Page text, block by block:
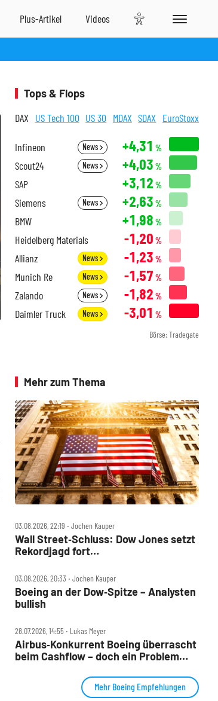
Tops & Flops
DAX US Tech 100 US 30 MDAX SDAX EuroStoxx
Infineon News +4,31 %
Scout24 News +4,03 %
SAP +3,12 %
Siemens News +2,63 %
BMW +1,98 %
Heidelberg Materials -1,20 %
Allianz News -1,23 %
Munich Re News -1,57 %
Zalando News -1,82 %
Daimler Truck News -3,01 %
Börse: Tradegate
Mehr zum Thema
03.08.2026, 22:19 ‧ Jochen Kauper
Wall Street‑Schluss: Dow Jones setzt
Rekordjagd fort
Boeing in Feierlaune, Marriott stürzt
ab
03.08.2026, 20:33 ‧ Jochen Kauper
Boeing an der Dow‑Spitze – Analysten
bullish
28.07.2026, 14:55 ‧ Lukas Meyer
Airbus‑Konkurrent Boeing überrascht
beim Cashflow – doch ein Problem
Mehr Boeing Empfehlungen